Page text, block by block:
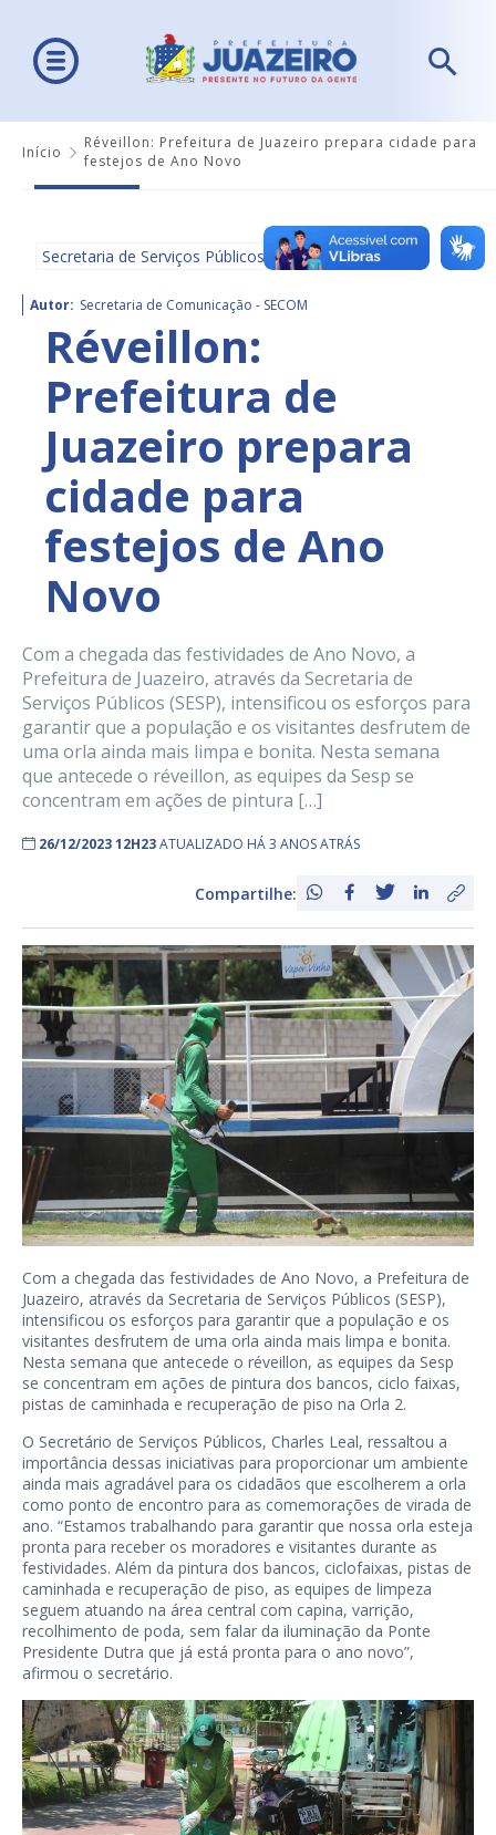
Início
Réveillon: Prefeitura de Juazeiro prepara cidade para
festejos de Ano Novo
Secretaria de Serviços Públicos
Autor: Secretaria de Comunicação - SECOM
Réveillon:
Prefeitura de
Juazeiro prepara
cidade para
festejos de Ano
Novo
Com a chegada das festividades de Ano Novo, a
Prefeitura de Juazeiro, através da Secretaria de
Serviços Públicos (SESP), intensificou os esforços para
garantir que a população e os visitantes desfrutem de
uma orla ainda mais limpa e bonita. Nesta semana
que antecede o réveillon, as equipes da Sesp se
concentram em ações de pintura […]
26/12/2023 12H23ATUALIZADO HÁ 3 ANOS ATRÁS
Compartilhe:
Com a chegada das festividades de Ano Novo, a Prefeitura de
Juazeiro, através da Secretaria de Serviços Públicos (SESP),
intensificou os esforços para garantir que a população e os
visitantes desfrutem de uma orla ainda mais limpa e bonita.
Nesta semana que antecede o réveillon, as equipes da Sesp
se concentram em ações de pintura dos bancos, ciclo faixas,
pistas de caminhada e recuperação de piso na Orla 2.
O Secretário de Serviços Públicos, Charles Leal, ressaltou a
importância dessas iniciativas para proporcionar um ambiente
ainda mais agradável para os cidadãos que escolherem a orla
como ponto de encontro para as comemorações de virada de
ano. “Estamos trabalhando para garantir que nossa orla esteja
pronta para receber os moradores e visitantes durante as
festividades. Além da pintura dos bancos, ciclofaixas, pistas de
caminhada e recuperação de piso, as equipes de limpeza
seguem atuando na área central com capina, varrição,
recolhimento de poda, sem falar da iluminação da Ponte
Presidente Dutra que já está pronta para o ano novo”,
afirmou o secretário.